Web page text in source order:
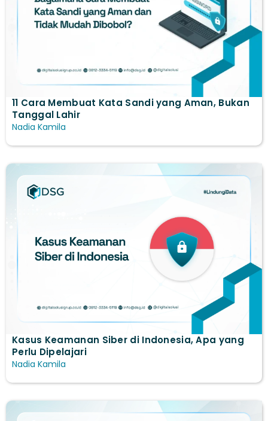
11 Cara Membuat Kata Sandi yang Aman, Bukan
Tanggal Lahir
Nadia Kamila
Kasus Keamanan Siber di Indonesia, Apa yang
Perlu Dipelajari
Nadia Kamila